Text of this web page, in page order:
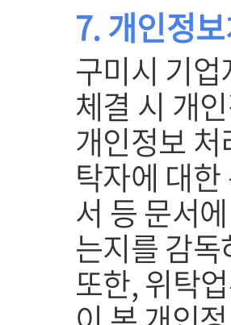
7. 개인정
구미시 기
체결 시 개
개인정보
탁자에 대
서 등 문서
는지를 감
또한, 위탁